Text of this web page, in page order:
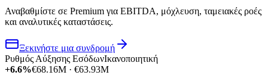
Αναβαθμίστε σε Premium για EBITDA, μόχλευση, ταμειακές ροές
και αναλυτικές καταστάσεις.
Ξεκινήστε μια συνδρομή
Ρυθμός Αύξησης ΕσόδωνΙκανοποιητική
+6.6%€68.16M · €63.93M